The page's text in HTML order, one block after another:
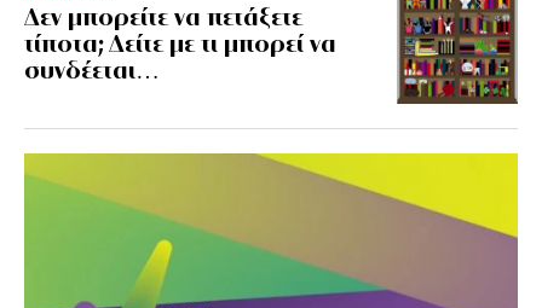
Δεν μπορείτε να πετάξετε
τίποτα; Δείτε με τι μπορεί να
συνδέεται…